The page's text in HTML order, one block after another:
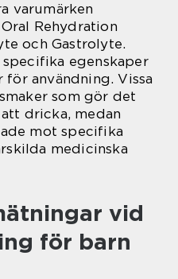
varumärken
Rehydration
och Gastrolyte.
egenskaper
användning. Vissa
som gör det
dricka, medan
mot specifika
medicinska
vid
för barn